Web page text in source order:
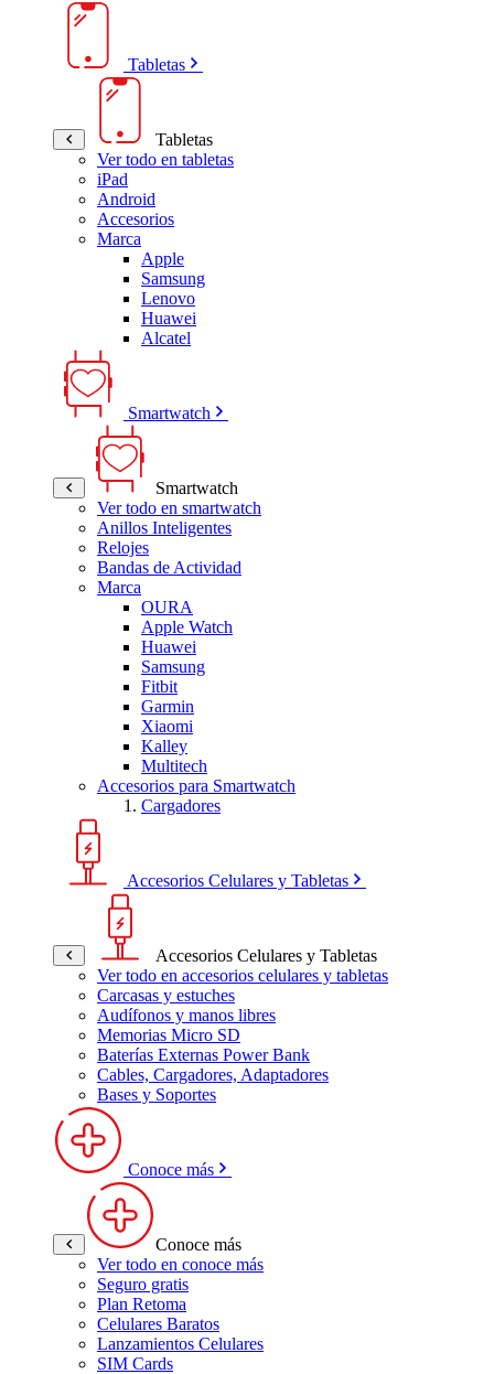
Tabletas
Tabletas
Ver todo en tabletas
iPad
Android
Accesorios
Marca
Apple
Samsung
Lenovo
Huawei
Alcatel
Smartwatch
Smartwatch
Ver todo en smartwatch
Anillos Inteligentes
Relojes
Bandas de Actividad
Marca
OURA
Apple Watch
Huawei
Samsung
Fitbit
Garmin
Xiaomi
Kalley
Multitech
Accesorios para Smartwatch
Cargadores
Accesorios Celulares y Tabletas
Accesorios Celulares y Tabletas
Ver todo en accesorios celulares y tabletas
Carcasas y estuches
Audífonos y manos libres
Memorias Micro SD
Baterías Externas Power Bank
Cables, Cargadores, Adaptadores
Bases y Soportes
Conoce más
Conoce más
Ver todo en conoce más
Seguro gratis
Plan Retoma
Celulares Baratos
Lanzamientos Celulares
SIM Cards